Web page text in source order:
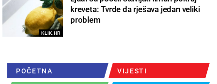
KLIK.HR
kreveta: Tvrde da rješava jedan veliki
problem
POČETNA VIJESTI